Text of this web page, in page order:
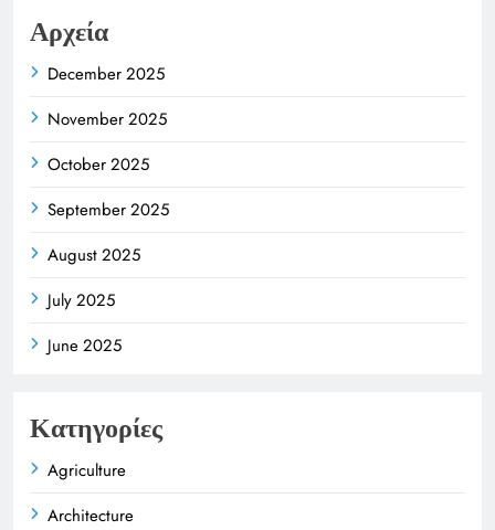
Αρχεία
December 2025
November 2025
October 2025
September 2025
August 2025
July 2025
June 2025
Κατηγορίες
Agriculture
Architecture